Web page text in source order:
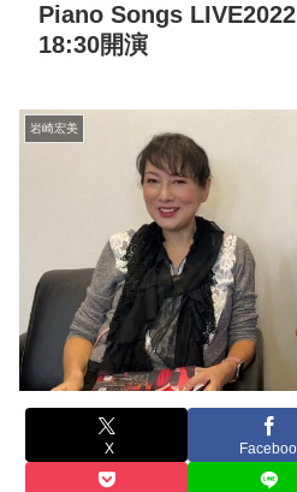
Piano Songs
18:30開演
岩崎宏美
X